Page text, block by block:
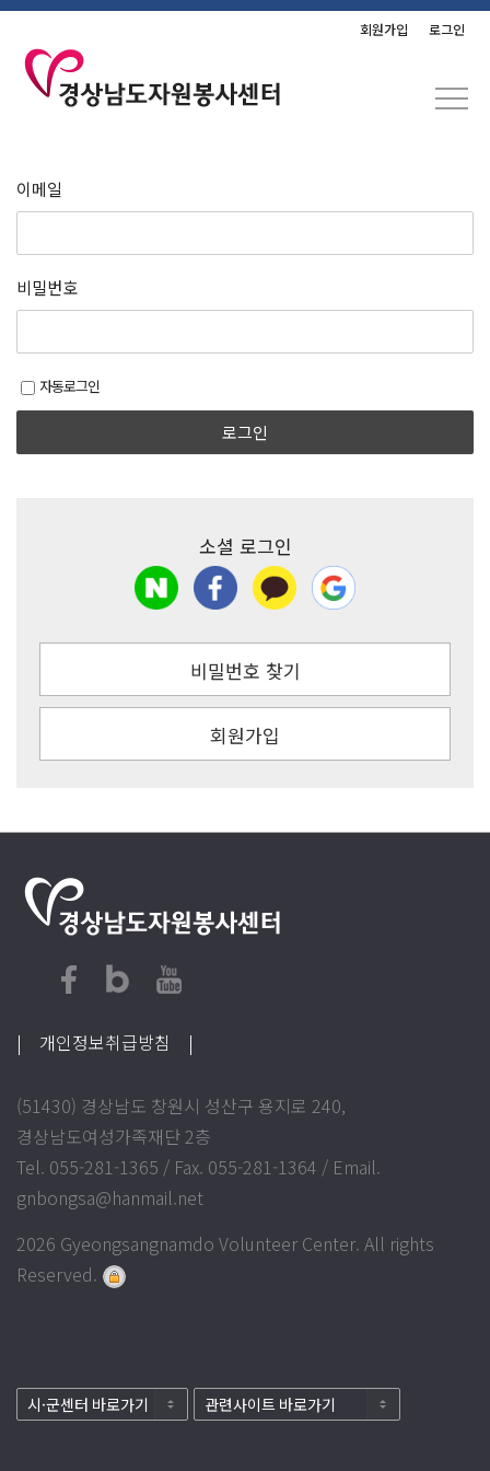
회원가입 로그인
이메일
비밀번호
자동로그인
로그인
소셜 로그인
비밀번호 찾기
회원가입
| 개인정보취급방침 |
(51430) 경상남도 창원시 성산구 용지로 240,
경상남도여성가족재단 2층
Tel. 055-281-1365 / Fax. 055-281-1364 / Email.
gnbongsa@hanmail.net
2026 Gyeongsangnamdo Volunteer Center. All rights
Reserved.